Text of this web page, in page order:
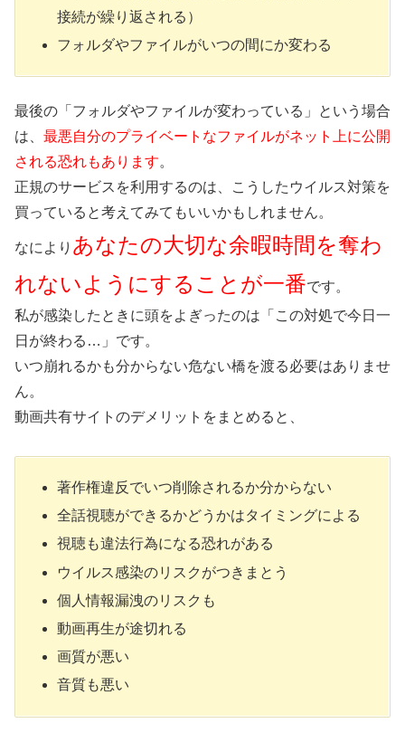
接続が繰り返される）
フォルダやファイルがいつの間にか変わる
最後の「フォルダやファイルが変わっている」という場合
は、 最悪自分のプライベートなファイルがネット上に公開
される恐れもあります。
正規のサービスを利用するのは、こうしたウイルス対策を
買っていると考えてみてもいいかもしれません。
なにより あなたの大切な余暇時間を奪わ
れないようにすることが一番です。
私が感染したときに頭をよぎったのは「この対処で今日一
日が終わる…」です。
いつ崩れるかも分からない危ない橋を渡る必要はありませ
ん。
動画共有サイトのデメリットをまとめると、
著作権違反でいつ削除されるか分からない
全話視聴ができるかどうかはタイミングによる
視聴も違法行為になる恐れがある
ウイルス感染のリスクがつきまとう
個人情報漏洩のリスクも
動画再生が途切れる
画質が悪い
音質も悪い